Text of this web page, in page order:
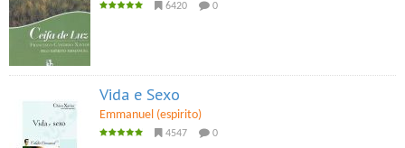
6420 0
Vida e Sexo
Emmanuel (espirito)
4547 0